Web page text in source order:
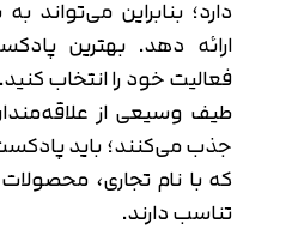
دارد؛ بنابراین
ارائه دهد. بهترین
فعالیت خود را انتخاب
طیف وسیعی از
جذب می‌کنند؛ باید
که با نام تجاری،
تناسب دارند.